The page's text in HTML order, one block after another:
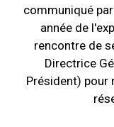
communiqué
année de
rencontre de
Directrice
Président) pour